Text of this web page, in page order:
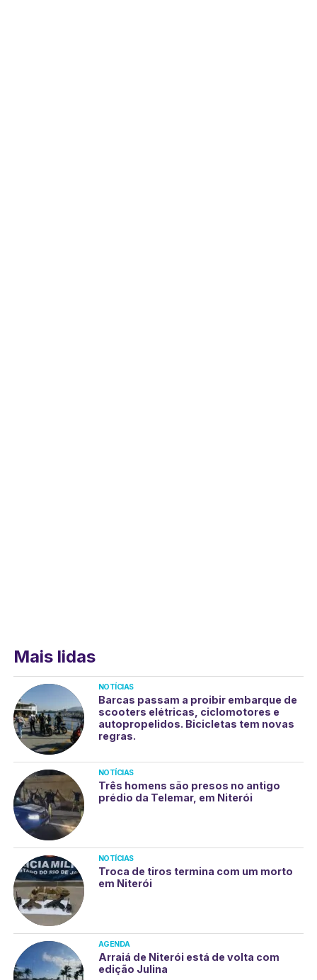
Mais lidas
NOTÍCIAS
Barcas passam a proibir embarque de
scooters elétricas, ciclomotores e
autopropelidos. Bicicletas tem novas
regras.
NOTÍCIAS
Três homens são presos no antigo
prédio da Telemar, em Niterói
NOTÍCIAS
Troca de tiros termina com um morto
em Niterói
AGENDA
Arraiá de Niterói está de volta com
edição Julina